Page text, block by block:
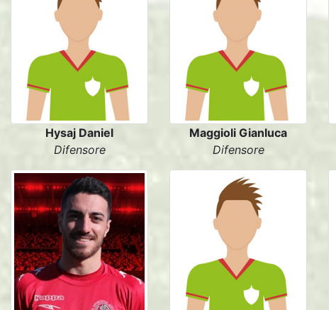
Hysaj Daniel
Difensore
Maggioli Gianluca
Difensore